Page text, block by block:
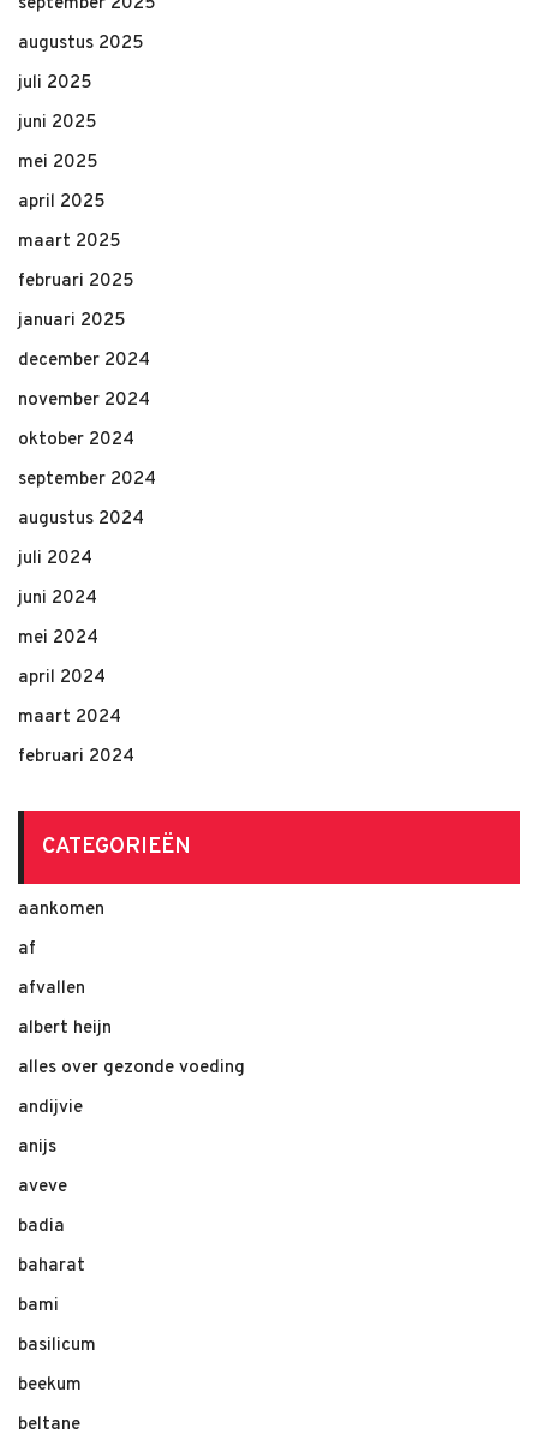
augustus 2025
juli 2025
juni 2025
mei 2025
april 2025
maart 2025
februari 2025
januari 2025
december 2024
november 2024
oktober 2024
september 2024
augustus 2024
juli 2024
juni 2024
mei 2024
april 2024
maart 2024
februari 2024
CATEGORIEËN
aankomen
af
afvallen
albert heijn
alles over gezonde voeding
andijvie
anijs
aveve
badia
baharat
bami
basilicum
beekum
beltane